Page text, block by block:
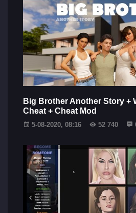
Big Brother Another Story +
Cheat + Cheat Mod
5-08-2020, 08:16 52 740